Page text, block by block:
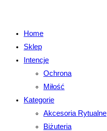
Home
Sklep
Intencje
Ochrona
Miłość
Kategorie
Akcesoria Rytualne
Biżuteria